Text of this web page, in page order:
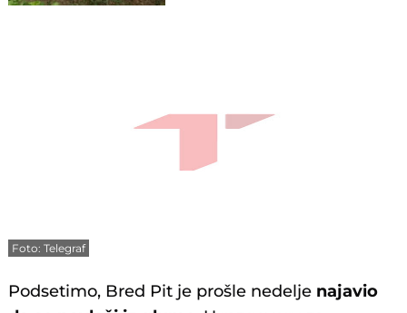
Foto: Telegraf
Podsetimo, Bred Pit je prošle nedelje najavio